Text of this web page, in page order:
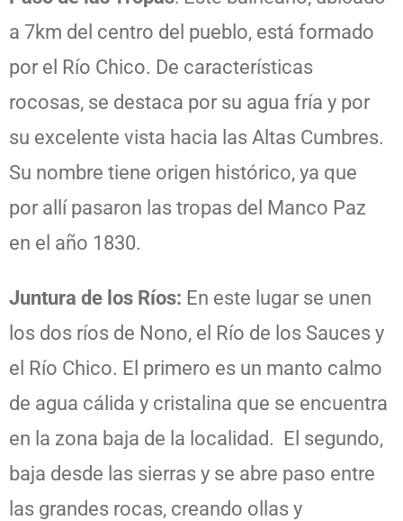
a 7km del centro del pueblo, está formado
por el Río Chico. De características
rocosas, se destaca por su agua fría y por
su excelente vista hacia las Altas Cumbres.
Su nombre tiene origen histórico, ya que
por allí pasaron las tropas del Manco Paz
en el año 1830.
Juntura de los Ríos: En este lugar se unen
los dos ríos de Nono, el Río de los Sauces y
el Río Chico. El primero es un manto calmo
de agua cálida y cristalina que se encuentra
en la zona baja de la localidad. El segundo,
baja desde las sierras y se abre paso entre
las grandes rocas, creando ollas y